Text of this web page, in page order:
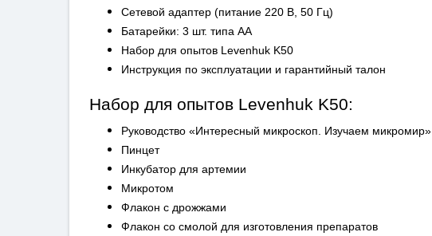
Сетевой адаптер (питание 220 В, 50 Гц)
Батарейки: 3 шт. типа АА
Набор для опытов Levenhuk K50
Инструкция по эксплуатации и гарантийный талон
Набор для опытов Levenhuk K50:
Руководство «Интересный микроскоп. Изучаем микромир»
Пинцет
Инкубатор для артемии
Микротом
Флакон с дрожжами
Флакон со смолой для изготовления препаратов